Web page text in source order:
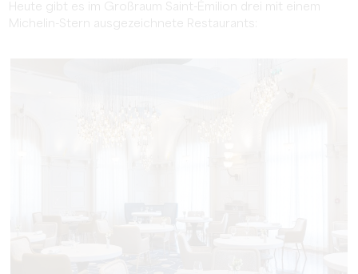
Heute gibt es im Großraum Saint-Émilion drei mit einem
Michelin-Stern ausgezeichnete Restaurants: